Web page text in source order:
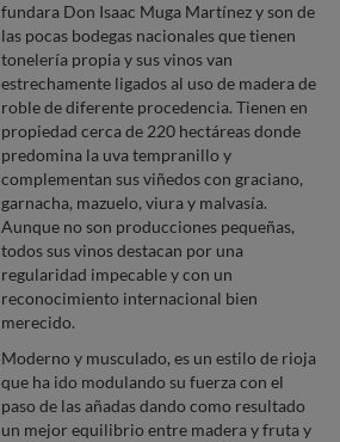
fundara Don Isaac Muga Martínez y son de
las pocas bodegas nacionales que tienen
tonelería propia y sus vinos van
estrechamente ligados al uso de madera de
roble de diferente procedencia. Tienen en
propiedad cerca de 220 hectáreas donde
predomina la uva tempranillo y
complementan sus viñedos con graciano,
garnacha, mazuelo, viura y malvasía.
Aunque no son producciones pequeñas,
todos sus vinos destacan por una
regularidad impecable y con un
reconocimiento internacional bien
merecido.
Moderno y musculado, es un estilo de rioja
que ha ido modulando su fuerza con el
paso de las añadas dando como resultado
un mejor equilibrio entre madera y fruta y